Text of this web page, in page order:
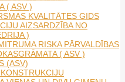
( ASV )
KVALITĀTES GIDS
AIZSARDZĪBA NO
)
RISKA PĀRVALDĪBAS
( ASV )
(ASV)